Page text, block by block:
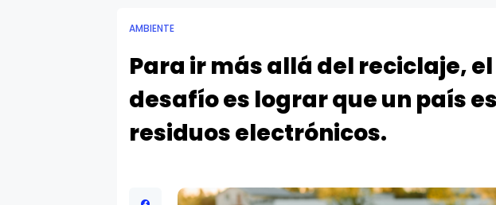
AMBIENTE
Para ir más allá del reciclaje,
desafío es lograr que un país
residuos electrónicos.